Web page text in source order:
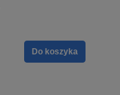
Do koszyka